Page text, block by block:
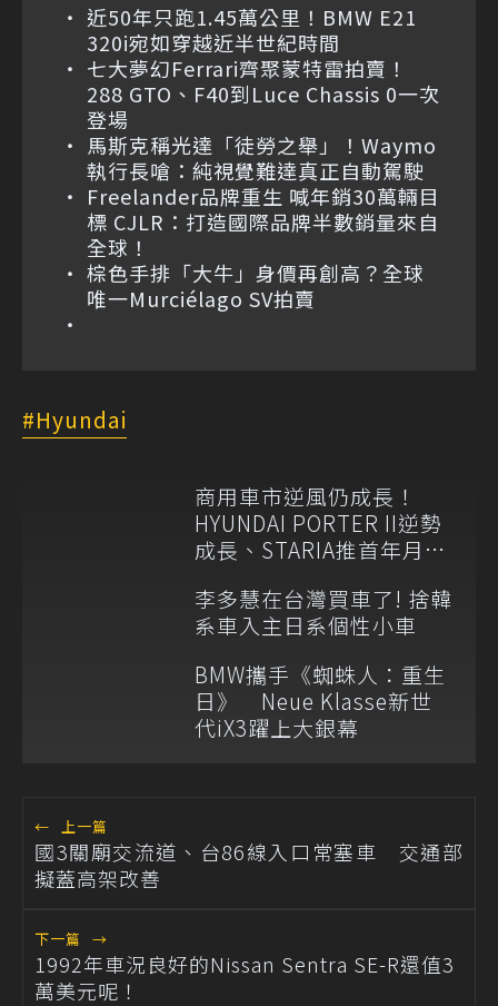
近50年只跑1.45萬公里！BMW E21
320i宛如穿越近半世紀時間
七大夢幻Ferrari齊聚蒙特雷拍賣！
288 GTO、F40到Luce Chassis 0一次
登場
馬斯克稱光達「徒勞之舉」！Waymo
執行長嗆：純視覺難達真正自動駕駛
Freelander品牌重生 喊年銷30萬輛目
標 CJLR：打造國際品牌半數銷量來自
全球！
棕色手排「大牛」身價再創高？全球
唯一Murciélago SV拍賣
Hyundai
商用車市逆風仍成長！
HYUNDAI PORTER II逆勢
成長、STARIA推首年月付
李多慧在台灣買車了! 捨韓
系車入主日系個性小車
BMW攜手《蜘蛛人：重生
日》 Neue Klasse新世
代iX3躍上大銀幕
← 上一篇
國3關廟交流道、台86線入口常塞車 交通部
擬蓋高架改善
下一篇 →
1992年車況良好的Nissan Sentra SE-R還值3
萬美元呢！